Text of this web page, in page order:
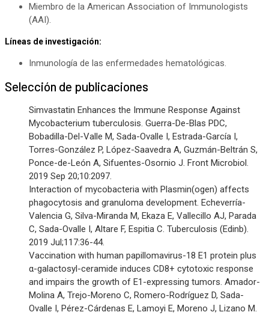
Miembro de la American Association of Immunologists
(AAI).
Líneas de investigación:
Inmunología de las enfermedades hematológicas.
Selección de publicaciones
Simvastatin Enhances the Immune Response Against
Mycobacterium tuberculosis. Guerra-De-Blas PDC,
Bobadilla-Del-Valle M, Sada-Ovalle I, Estrada-García I,
Torres-González P, López-Saavedra A, Guzmán-Beltrán S,
Ponce-de-León A, Sifuentes-Osornio J. Front Microbiol.
2019 Sep 20;10:2097.
Interaction of mycobacteria with Plasmin(ogen) affects
phagocytosis and granuloma development. Echeverría-
Valencia G, Silva-Miranda M, Ekaza E, Vallecillo AJ, Parada
C, Sada-Ovalle I, Altare F, Espitia C. Tuberculosis (Edinb).
2019 Jul;117:36-44.
Vaccination with human papillomavirus-18 E1 protein plus
α-galactosyl-ceramide induces CD8+ cytotoxic response
and impairs the growth of E1-expressing tumors. Amador-
Molina A, Trejo-Moreno C, Romero-Rodríguez D, Sada-
Ovalle I, Pérez-Cárdenas E, Lamoyi E, Moreno J, Lizano M.